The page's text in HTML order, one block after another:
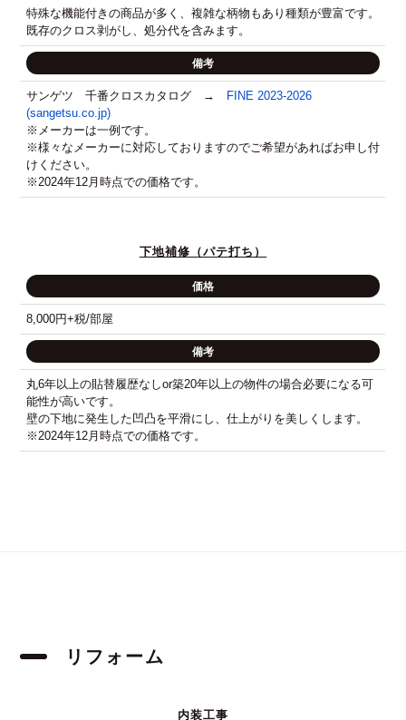
特殊な機能付きの商品が多く、複雑な柄物もあり種類が豊富です。
既存のクロス剥がし、処分代を含みます。
備考
サンゲツ 千番クロスカタログ →
FINE 2023-2026
(sangetsu.co.jp)
※メーカーは一例です。
※様々なメーカーに対応しておりますのでご希望があればお申し付
けください。
※2024年12月時点での価格です。
下地補修（パテ打ち）
価格
8,000円+税/部屋
備考
丸6年以上の貼替履歴なしor築20年以上の物件の場合必要になる可
能性が高いです。
壁の下地に発生した凹凸を平滑にし、仕上がりを美しくします。
※2024年12月時点での価格です。
リフォーム
内装工事